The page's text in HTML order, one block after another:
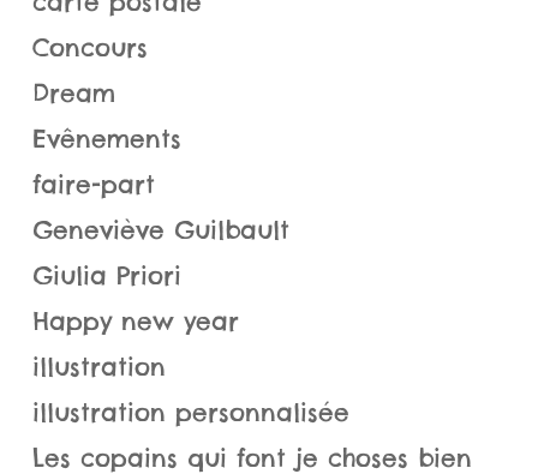
Concours
Dream
Evênements
faire-part
Geneviève Guilbault
Giulia Priori
Happy new year
illustration
illustration personnalisée
Les copains qui font je choses bien